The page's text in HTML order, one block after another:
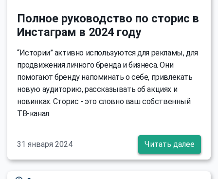
Полное руководство по сторис в
Инстаграм в 2024 году
“Истории” активно используются для рекламы, для
продвижения личного бренда и бизнеса. Они
помогают бренду напоминать о себе, привлекать
новую аудиторию, рассказывать об акциях и
новинках. Сторис - это словно ваш собственный
ТВ-канал.
31 января 2024 Читать далее